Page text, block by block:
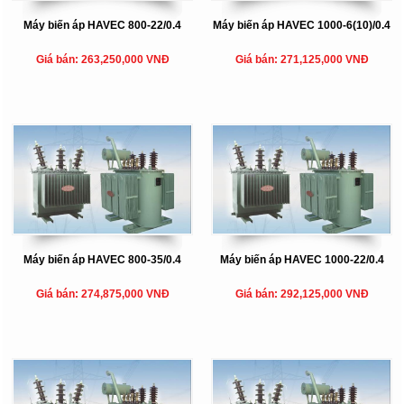
Máy biến áp HAVEC 800-22/0.4
Giá bán: 263,250,000 VNĐ
Máy biến áp HAVEC 1000-6(10)/0.4
Giá bán: 271,125,000 VNĐ
Máy biến áp HAVEC 800-35/0.4
Giá bán: 274,875,000 VNĐ
Máy biến áp HAVEC 1000-22/0.4
Giá bán: 292,125,000 VNĐ